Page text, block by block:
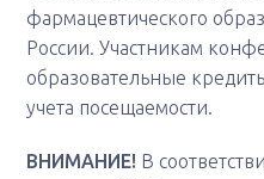
фармацевтического
России. Участникам
образовательные
учета посещаемости.
ВНИМАНИЕ! В